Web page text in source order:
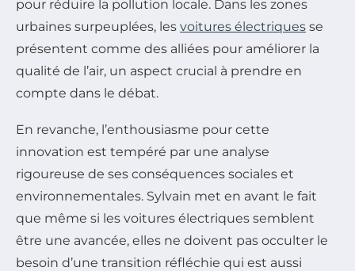
pour réduire la pollution locale. Dans les zones
urbaines surpeuplées, les voitures électriques se
présentent comme des alliées pour améliorer la
qualité de l’air, un aspect crucial à prendre en
compte dans le débat.
En revanche, l’enthousiasme pour cette
innovation est tempéré par une analyse
rigoureuse de ses conséquences sociales et
environnementales. Sylvain met en avant le fait
que même si les voitures électriques semblent
être une avancée, elles ne doivent pas occulter le
besoin d’une transition réfléchie qui est aussi